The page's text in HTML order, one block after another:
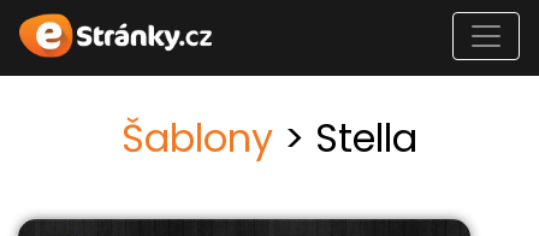
Šablony > Stella